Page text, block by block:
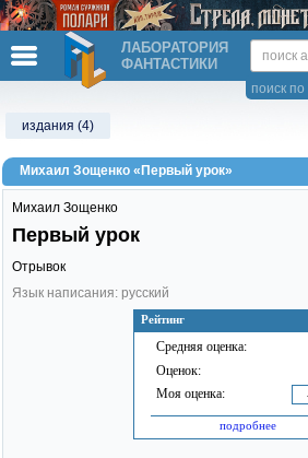
ЛАБОРАТОРИЯ
ФАНТАСТИКИ
поиск
издания (4)
Михаил Зощенко «Первый урок»
Рейтинг
Средняя оценка:
Оценок:
Моя оценка:
подробнее
Михаил Зощенко
Первый урок
Отрывок
Язык написания: русский